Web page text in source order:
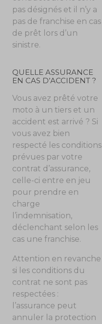
pas désignés et il n’y a
pas de franchise en cas
de prêt lors d’un
sinistre.
QUELLE ASSURANCE
EN CAS D’ACCIDENT ?
Vous avez prêté votre
moto à un tiers et un
accident est arrivé ? Si
vous avez bien
respecté les conditions
prévues par votre
contrat d’assurance,
celle-ci entre en jeu
pour prendre en
charge
l’indemnisation,
déclenchant selon les
cas une franchise.
Attention en revanche
si les conditions du
contrat ne sont pas
respectées :
l’assurance peut
annuler la protection